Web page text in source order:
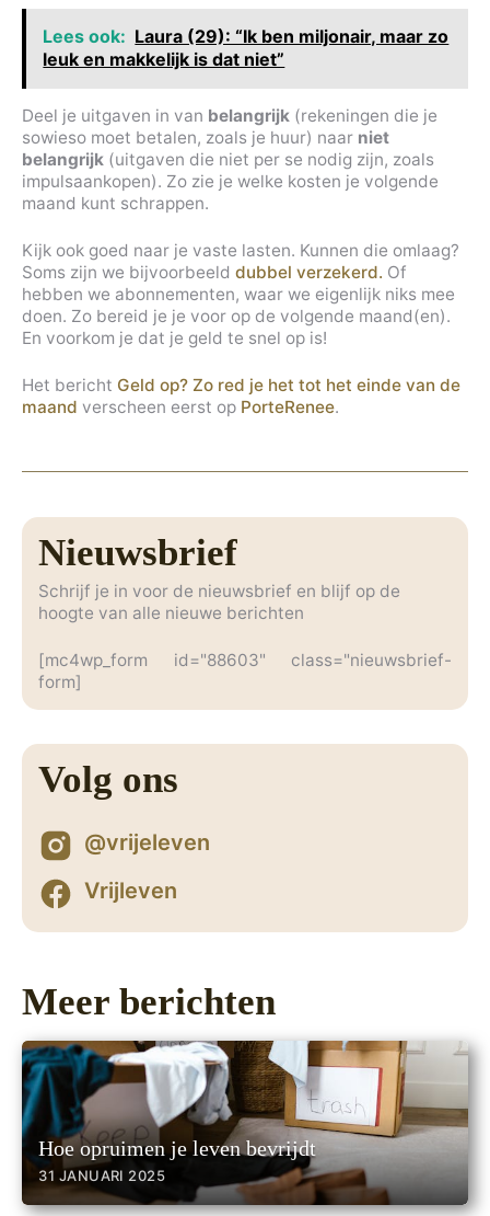
Lees ook: Laura (29): “Ik ben miljonair, maar zo
leuk en makkelijk is dat niet”
Deel je uitgaven in van belangrijk (rekeningen die je
sowieso moet betalen, zoals je huur) naar niet
belangrijk (uitgaven die niet per se nodig zijn, zoals
impulsaankopen). Zo zie je welke kosten je volgende
maand kunt schrappen.
Kijk ook goed naar je vaste lasten. Kunnen die omlaag?
Soms zijn we bijvoorbeeld dubbel verzekerd. Of
hebben we abonnementen, waar we eigenlijk niks mee
doen. Zo bereid je je voor op de volgende maand(en).
En voorkom je dat je geld te snel op is!
Het bericht Geld op? Zo red je het tot het einde van de
maand verscheen eerst op PorteRenee.
Nieuwsbrief
Schrijf je in voor de nieuwsbrief en blijf op de
hoogte van alle nieuwe berichten
[mc4wp_form id="88603" class="nieuwsbrief-
form]
Volg ons
@vrijeleven
Vrijleven
Meer berichten
Hoe opruimen je leven bevrijdt
31 JANUARI 2025